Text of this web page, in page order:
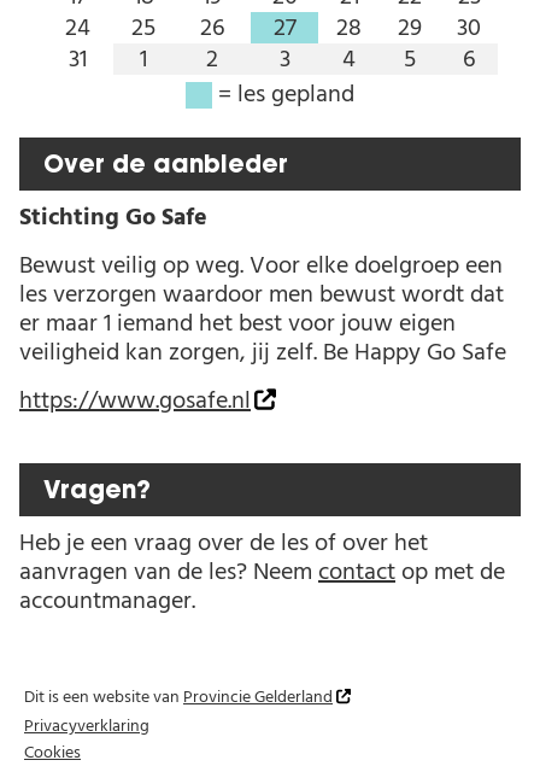
24
25 26 27 28 29
30
31
1 2 3 4 5
6
= les gepland
maandag 1 februari 2027
donderdag 12 november 2026
donderdag 27 augustus 2026
Over de aanbieder
Stichting Go Safe
Bewust veilig op weg. Voor elke doelgroep een
les verzorgen waardoor men bewust wordt dat
er maar 1 iemand het best voor jouw eigen
veiligheid kan zorgen, jij zelf. Be Happy Go Safe
https://www.gosafe.nl
Vragen?
Heb je een vraag over de les of over het
aanvragen van de les? Neem contact op met de
accountmanager.
Dit is een website van Provincie Gelderland
Privacyverklaring
Cookies